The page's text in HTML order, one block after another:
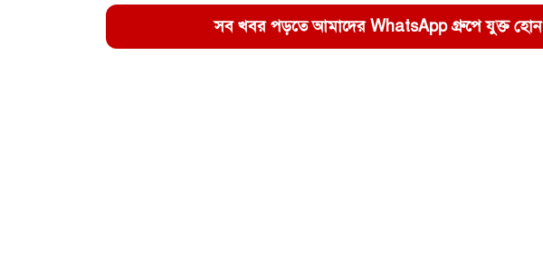
সব খবর পড়তে আমাদের WhatsApp গ্রুপে যুক্ত হোন